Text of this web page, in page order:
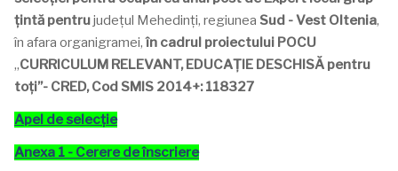
țintă pentrujudețul Mehedinți, regiunea Sud - Vest Oltenia,
în afara organigramei,în cadrul proiectului POCU
„CURRICULUM RELEVANT, EDUCAȚIE DESCHISĂ pentru
toți”- CRED,Cod SMIS 2014+: 118327
Apel de selecție
Anexa 1 - Cerere de înscriere